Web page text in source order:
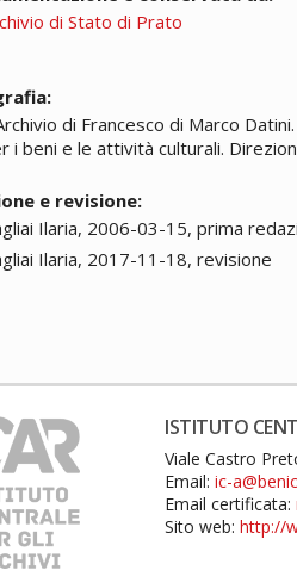
di Stato di Prato
di Francesco di Marco
i beni e le attività culturali.
e revisione:
Ilaria, 2006-03-15, prima
Ilaria, 2017-11-18, revisione
ISTITUTO
Viale Castro
Email:ic-
Email certificata:
Sito web:http://